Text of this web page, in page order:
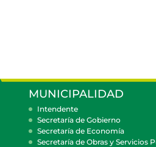
MUNICIPALIDAD
Intendente
Secretaría de Gobierno
Secretaría de Economía
Secretaría de Obras y Servicios